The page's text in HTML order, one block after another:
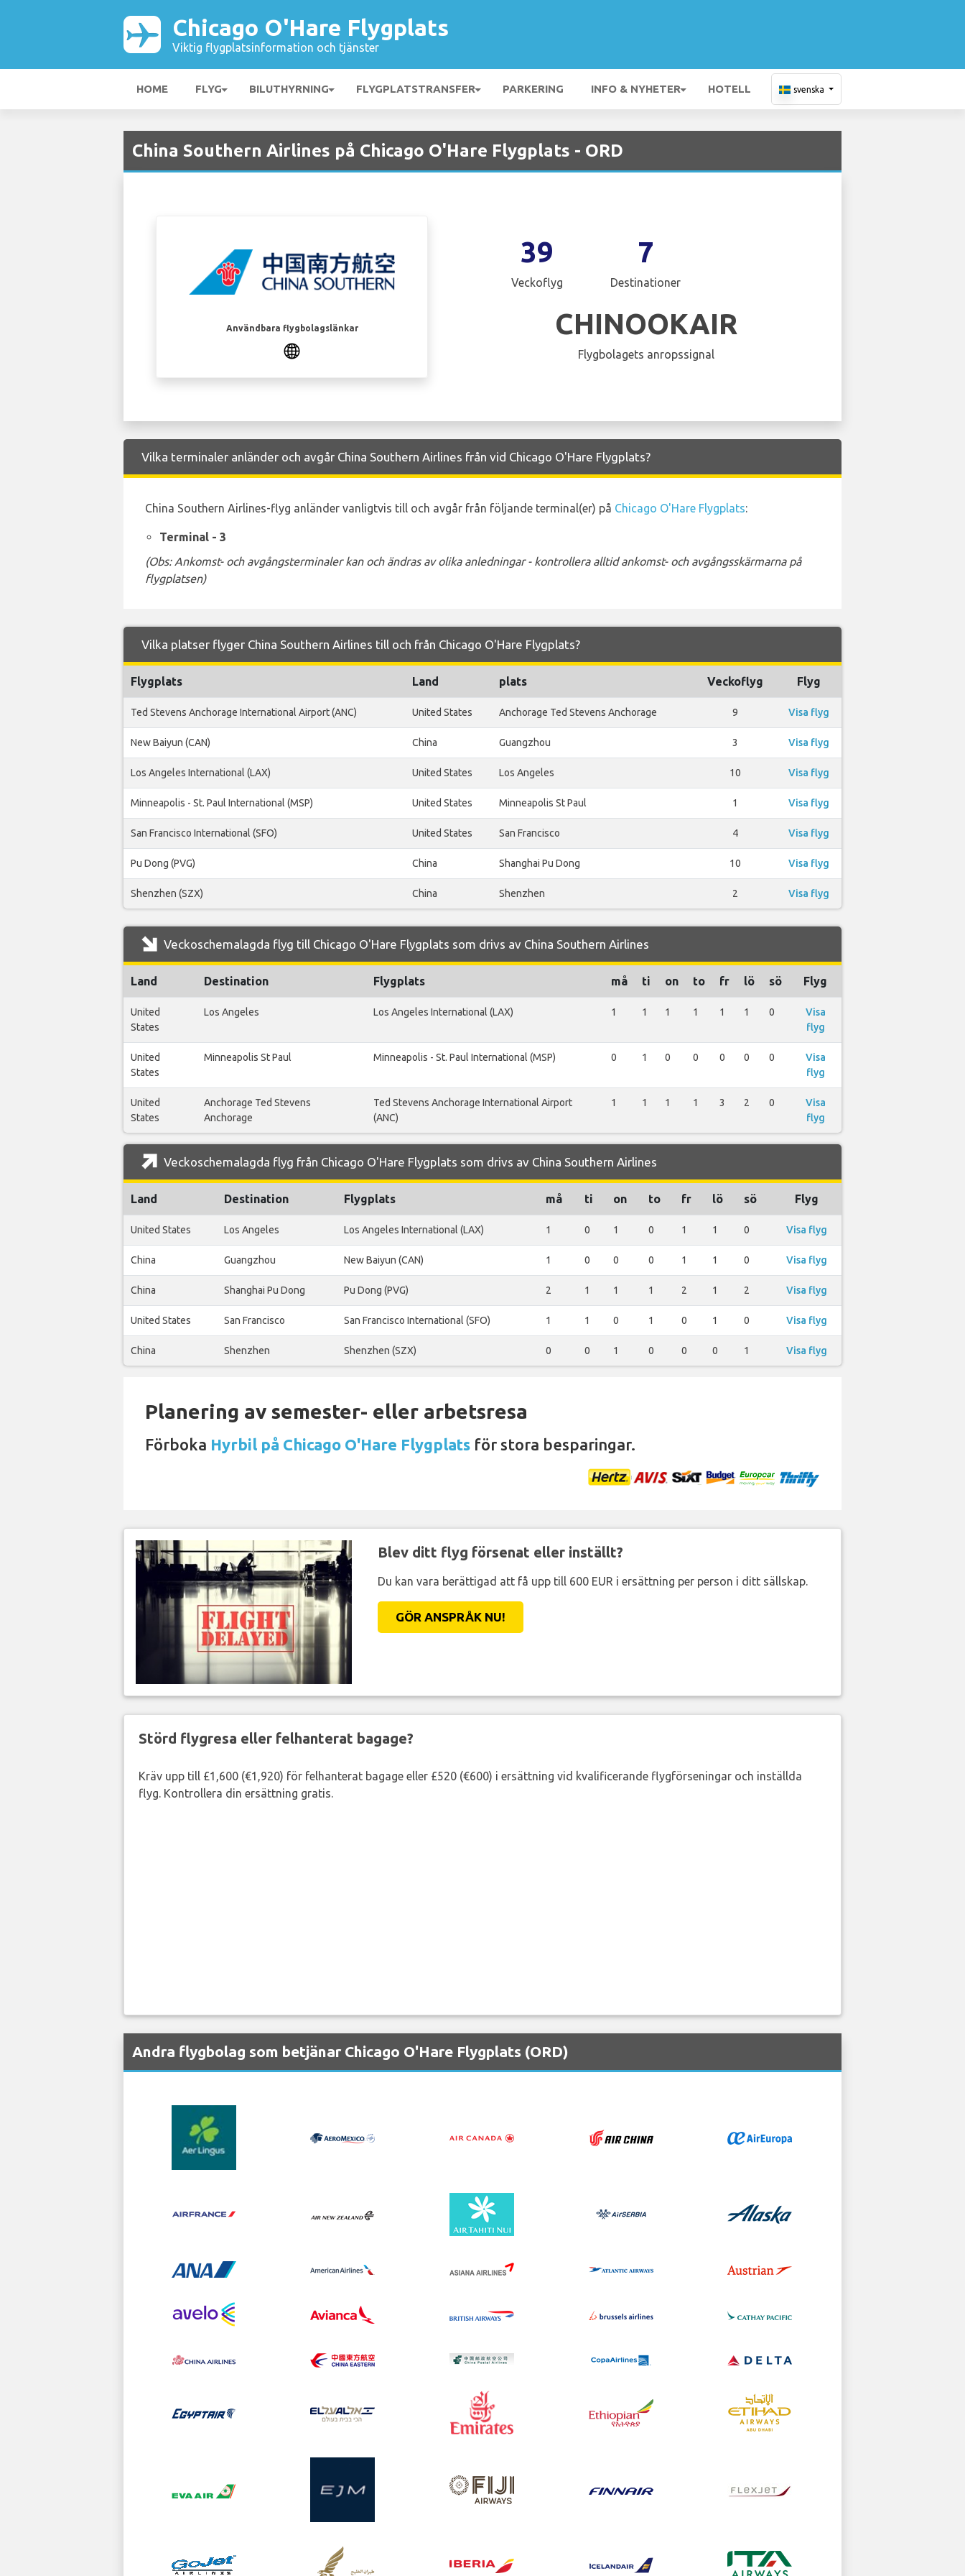
Chicago O'Hare Flygplats
Viktig flygplatsinformation och tjänster
HOME FLYG BILUTHYRNING FLYGPLATSTRANSFER PARKERING INFO & NYHETER HOTELL svenska
China Southern Airlines på Chicago O'Hare Flygplats - ORD
Användbara flygbolagslänkar
39
Veckoflyg
7
Destinationer
CHINOOKAIR
Flygbolagets anropssignal
Vilka terminaler anländer och avgår China Southern Airlines från vid Chicago O'Hare Flygplats?
China Southern Airlines-flyg anländer vanligtvis till och avgår från följande terminal(er) på Chicago O'Hare Flygplats:
Terminal - 3
(Obs: Ankomst- och avgångsterminaler kan och ändras av olika anledningar - kontrollera alltid ankomst- och avgångsskärmarna på
flygplatsen)
Vilka platser flyger China Southern Airlines till och från Chicago O'Hare Flygplats?
Flygplats Land plats Veckoflyg Flyg
Ted Stevens Anchorage International Airport (ANC) United States Anchorage Ted Stevens Anchorage 9 Visa flyg
New Baiyun (CAN) China Guangzhou 3 Visa flyg
Los Angeles International (LAX) United States Los Angeles 10 Visa flyg
Minneapolis - St. Paul International (MSP) United States Minneapolis St Paul 1 Visa flyg
San Francisco International (SFO) United States San Francisco 4 Visa flyg
Pu Dong (PVG) China Shanghai Pu Dong 10 Visa flyg
Shenzhen (SZX) China Shenzhen 2 Visa flyg
Veckoschemalagda flyg till Chicago O'Hare Flygplats som drivs av China Southern Airlines
Land Destination Flygplats må ti on to fr lö sö Flyg
United
States
Los Angeles Los Angeles International (LAX) 1 1 1 1 1 1 0
Visa
flyg
United
States
Minneapolis St Paul Minneapolis - St. Paul International (MSP) 0 1 0 0 0 0 0
Visa
flyg
United
States
Anchorage Ted Stevens
Anchorage
Ted Stevens Anchorage International Airport
(ANC)
1 1 1 1 3 2 0
Visa
flyg
Veckoschemalagda flyg från Chicago O'Hare Flygplats som drivs av China Southern Airlines
Land Destination Flygplats må ti on to fr lö sö Flyg
United States Los Angeles Los Angeles International (LAX) 1 0 1 0 1 1 0 Visa flyg
China Guangzhou New Baiyun (CAN) 1 0 0 0 1 1 0 Visa flyg
China Shanghai Pu Dong Pu Dong (PVG) 2 1 1 1 2 1 2 Visa flyg
United States San Francisco San Francisco International (SFO) 1 1 0 1 0 1 0 Visa flyg
China Shenzhen Shenzhen (SZX) 0 0 1 0 0 0 1 Visa flyg
Planering av semester- eller arbetsresa
Förboka Hyrbil på Chicago O'Hare Flygplats för stora besparingar.
Blev ditt flyg försenat eller inställt?
Du kan vara berättigad att få upp till 600 EUR i ersättning per person i ditt sällskap.
GÖR ANSPRÅK NU!
Störd flygresa eller felhanterat bagage?
Kräv upp till £1,600 (€1,920) för felhanterat bagage eller £520 (€600) i ersättning vid kvalificerande flygförseningar och inställda
flyg. Kontrollera din ersättning gratis.
Andra flygbolag som betjänar Chicago O'Hare Flygplats (ORD)